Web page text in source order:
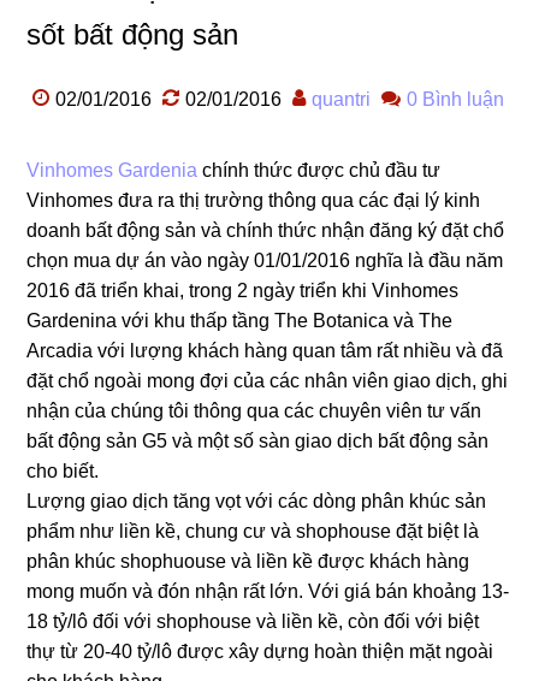
sốt bất động sản
02/01/2016 02/01/2016 quantri 0 Bình luận
Vinhomes Gardenia chính thức được chủ đầu tư
Vinhomes đưa ra thị trường thông qua các đại lý kinh
doanh bất động sản và chính thức nhận đăng ký đặt chổ
chọn mua dự án vào ngày 01/01/2016 nghĩa là đầu năm
2016 đã triển khai, trong 2 ngày triển khi Vinhomes
Gardenina với khu thấp tầng The Botanica và The
Arcadia với lượng khách hàng quan tâm rất nhiều và đã
đặt chổ ngoài mong đợi của các nhân viên giao dịch, ghi
nhận của chúng tôi thông qua các chuyên viên tư vấn
bất động sản G5 và một số sàn giao dịch bất động sản
cho biết.
Lượng giao dịch tăng vọt với các dòng phân khúc sản
phẩm như liền kề, chung cư và shophouse đặt biệt là
phân khúc shophuouse và liền kề được khách hàng
mong muốn và đón nhận rất lớn. Với giá bán khoảng 13-
18 tỷ/lô đối với shophouse và liền kề, còn đối với biệt
thự từ 20-40 tỷ/lô được xây dựng hoàn thiện mặt ngoài